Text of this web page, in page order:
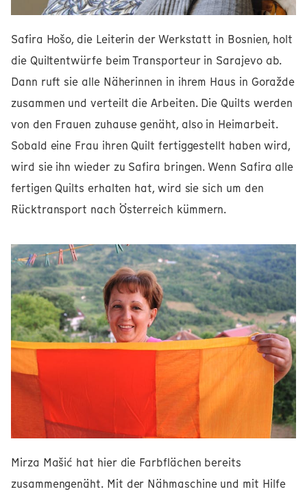
Safira Hošo, die Leiterin der Werkstatt in Bosnien, holt
die Quiltentwürfe beim Transporteur in Sarajevo ab.
Dann ruft sie alle Näherinnen in ihrem Haus in Goražde
zusammen und verteilt die Arbeiten. Die Quilts werden
von den Frauen zuhause genäht, also in Heimarbeit.
Sobald eine Frau ihren Quilt fertiggestellt haben wird,
wird sie ihn wieder zu Safira bringen. Wenn Safira alle
fertigen Quilts erhalten hat, wird sie sich um den
Rücktransport nach Österreich kümmern.
Mirza Mašić hat hier die Farbflächen bereits
zusammengenäht. Mit der Nähmaschine und mit Hilfe